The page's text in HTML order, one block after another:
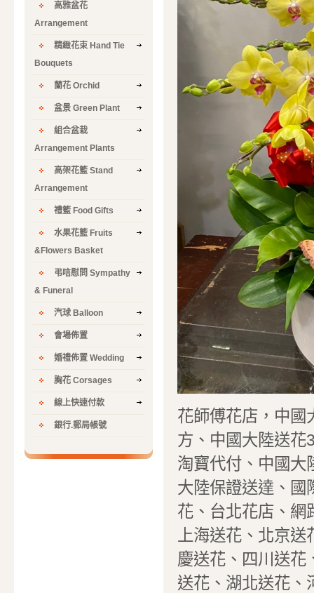
高雅盆花
Arrangement
精緻花束 Hand Tie
Bouquets
蘭花 Orchid
盆景 Green Plant
組合盆栽
Arrangement Plants
高架花籃 Stand
Arrangement
禮籃 Food Gifts
水果花籃 Fruits
&Flowers Basket
弔唁慰問 Sympathy
& Funeral
汽球 Balloon
會場佈置
婚禮佈置 Wedding
胸花 Corsages
線上快速付款
銀行.郵局帳號
花師傅花店，中國
方、中國大陸送花
淘寶代付、中國大
大陸保證送達、國
花、台北花店、網
上海送花、北京
慶送花、四川送花
送花、湖北送花、